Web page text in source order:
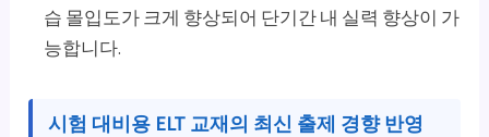
습 몰입도가 크게 향상되어 단기간 내 실력 향상이 가
능합니다.
시험 대비용 ELT 교재의 최신 출제 경향 반영